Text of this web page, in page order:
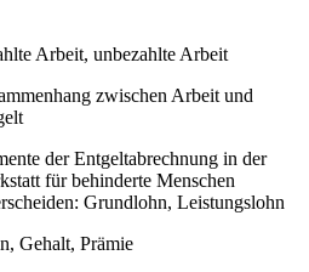
Arbeit, unbezahlte Arbeit
zwischen Arbeit und
der Entgeltabrechnung in der
für behinderte Menschen
Grundlohn, Leistungslohn
Gehalt, Prämie